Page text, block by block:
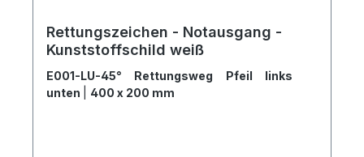
Rettungszeichen - Notausgang -
Kunststoffschild weiß
E001-LU-45° Rettungsweg Pfeil links
unten
400 x 200 mm